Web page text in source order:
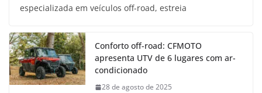
especializada em veículos off-road, estreia
Conforto off-road: CFMOTO
apresenta UTV de 6 lugares com ar-
condicionado
28 de agosto de 2025